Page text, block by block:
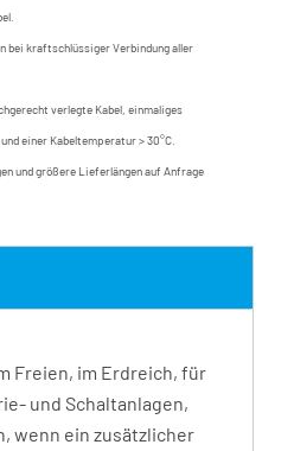
bei kraftschlüssiger Verbindung aller
verlegte Kabel, einmaliges
einer Kabeltemperatur > 30°C.
und größere Lieferlängen auf Anfrage
Freien, im Erdreich, für
und Schaltanlagen,
wenn ein zusätzlicher